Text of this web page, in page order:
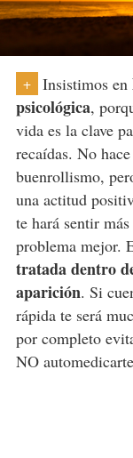
+ Insistimos en
psicológica,
vida es la clave
recaídas. No
buenrollismo,
una actitud
te hará sentir
problema mejor.
tratada dentro
aparición. Si
rápida te será
por completo
NO